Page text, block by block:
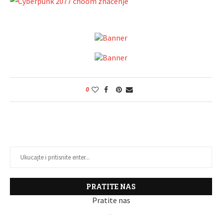
0
PRATITE NAS
Pratite nas